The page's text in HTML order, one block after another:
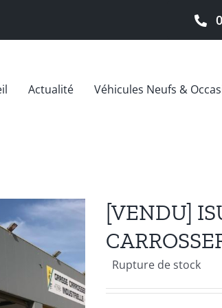
Actualité Véhicules Neufs &
[VENDU]
Rupture de stock